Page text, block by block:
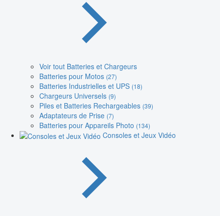
Voir tout Batteries et Chargeurs
Batteries pour Motos (27)
Batteries Industrielles et UPS (18)
Chargeurs Universels (9)
Piles et Batteries Rechargeables (39)
Adaptateurs de Prise (7)
Batteries pour Appareils Photo (134)
Consoles et Jeux Vidéo